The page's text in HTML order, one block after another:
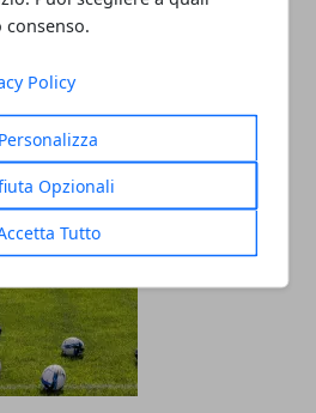
Policy
Personalizza
Opzionali
Tutto